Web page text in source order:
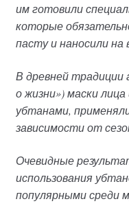
им готовили
которые
пасту и наносили на
В древней традиции
о жизни») маски
убтанами,
зависимости от
Очевидные
использования
популярными среди